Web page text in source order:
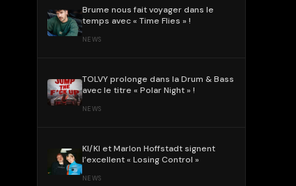
Brume nous fait voyager dans le
temps avec « Time Flies » !
NEWS
TOLVY prolonge dans la Drum & Bass
avec le titre « Polar Night » !
NEWS
KI/KI et Marlon Hoffstadt signent
l’excellent « Losing Control »
NEWS